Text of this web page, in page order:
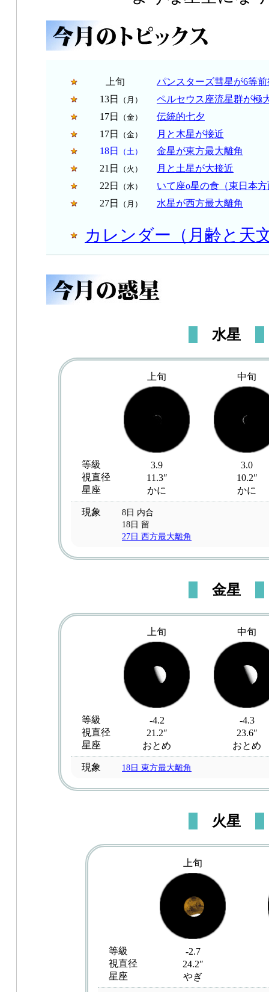
上旬
パンスターズ彗星が6等前
13日
（月）
ペルセウス座流星群が極
17日
（金）
伝統的七夕
17日
（金）
月と木星が接近
18日
（土）
金星が東方最大離角
21日
（火）
月と土星が大接近
22日
（水）
いて座ο星の食（東日本
27日
（月） 水星が西方最大離角
カレンダー（月齢と天
水星
上旬 中旬
等級 3.9
3.0
視直径
11.3″
10.2″
星座
かに かに
現象
8日 内合
18日 留
27日 西方最大離角
金星
上旬 中旬
等級 -4.2
-4.3
視直径
21.2″
23.6″
星座
おとめ おとめ
現象 18日 東方最大離角
火星
上旬
等級
-2.7
視直径
24.2″
星座
やぎ